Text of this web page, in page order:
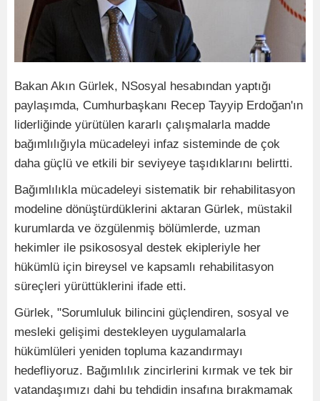
Bakan Akın Gürlek, NSosyal hesabından yaptığı
paylaşımda, Cumhurbaşkanı Recep Tayyip Erdoğan'ın
liderliğinde yürütülen kararlı çalışmalarla madde
bağımlılığıyla mücadeleyi infaz sisteminde de çok
daha güçlü ve etkili bir seviyeye taşıdıklarını belirtti.
Bağımlılıkla mücadeleyi sistematik bir rehabilitasyon
modeline dönüştürdüklerini aktaran Gürlek, müstakil
kurumlarda ve özgülenmiş bölümlerde, uzman
hekimler ile psikososyal destek ekipleriyle her
hükümlü için bireysel ve kapsamlı rehabilitasyon
süreçleri yürüttüklerini ifade etti.
Gürlek, "Sorumluluk bilincini güçlendiren, sosyal ve
mesleki gelişimi destekleyen uygulamalarla
hükümlüleri yeniden topluma kazandırmayı
hedefliyoruz. Bağımlılık zincirlerini kırmak ve tek bir
vatandaşımızı dahi bu tehdidin insafına bırakmamak